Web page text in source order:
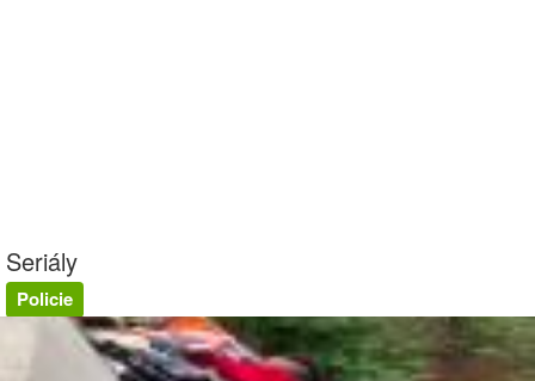
Seriály
Policie